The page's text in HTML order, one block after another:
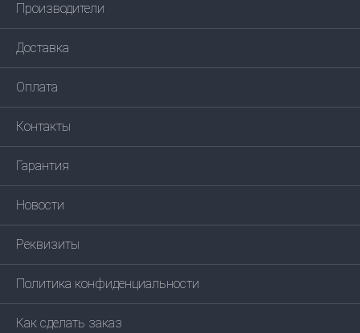
Производители
Доставка
Оплата
Контакты
Гарантия
Новости
Реквизиты
Политика конфиденциальности
Как сделать заказ